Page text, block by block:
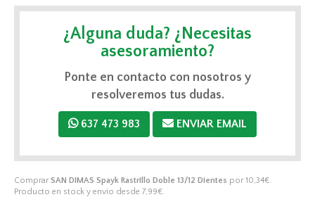
Comprar SAN DIMAS Spayk Rastrillo Doble 13/12 Dientes por 10,34€
Producto en stock y envío desde 7,99€
¿Alguna duda? ¿Necesitas
asesoramiento?
Ponte en contacto con nosotros y
resolveremos tus dudas.
637 473 983 ENVIAR EMAIL